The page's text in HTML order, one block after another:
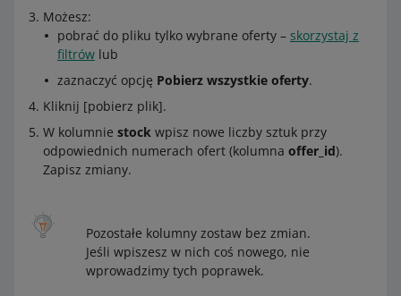
Możesz:
pobrać do pliku tylko wybrane oferty – skorzystaj z
filtrów lub
zaznaczyć opcję Pobierz wszystkie oferty.
Kliknij [pobierz plik].
W kolumnie stock wpisz nowe liczby sztuk przy
odpowiednich numerach ofert (kolumna offer_id).
Zapisz zmiany.
Pozostałe kolumny zostaw bez zmian.
Jeśli wpiszesz w nich coś nowego, nie
wprowadzimy tych poprawek.